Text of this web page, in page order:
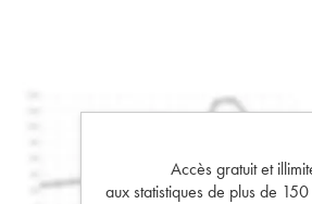
Accès gratuit et
aux statistiques de plus de